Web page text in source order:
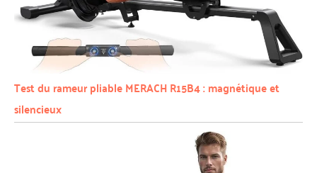
Test du rameur pliable MERACH R15B4 : magnétique et
silencieux